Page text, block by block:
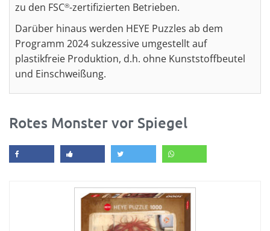
zu den FSC®-zertifizierten Betrieben.
Darüber hinaus werden HEYE Puzzles ab dem
Programm 2024 sukzessive umgestellt auf
plastikfreie Produktion, d.h. ohne Kunststoffbeutel
und Einschweißung.
Rotes Monster vor Spiegel